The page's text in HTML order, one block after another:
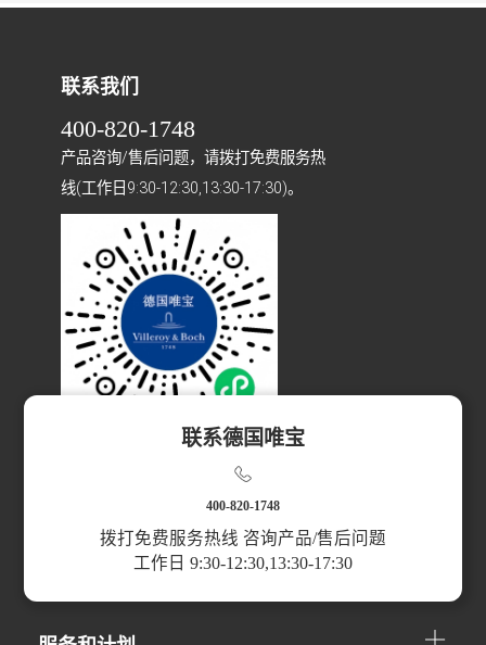
联系我们
400-820-1748
产品咨询/售后问题，请拨打免费服务热
线(工作日9:30-12:30,13:30-17:30)。
联系德国唯宝
400-820-1748
拨打免费服务热线 咨询产品/售后问题
工作日 9:30-12:30,13:30-17:30